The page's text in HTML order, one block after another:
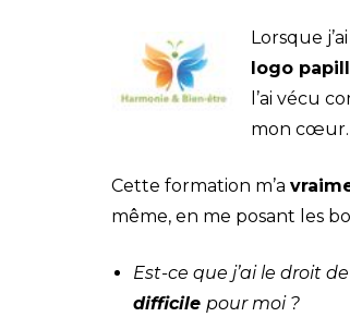
Lorsque
logo
l’ai vécu
mon cœur.
Cette formation m’a
même, en me posant les
Est-ce que j’ai le droit de
difficile pour moi ?